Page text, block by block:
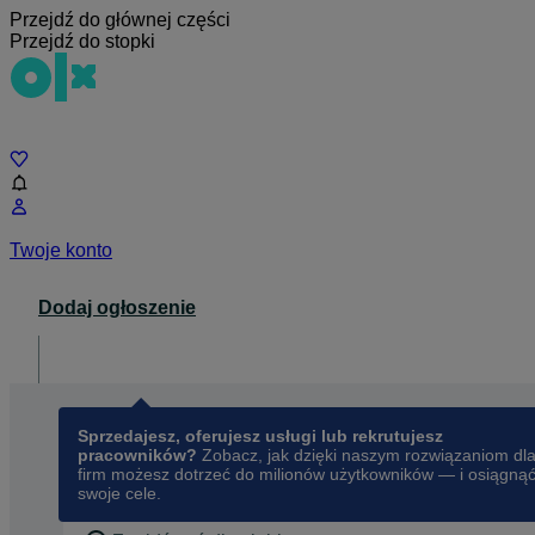
Przejdź do głównej części
Przejdź do stopki
Twoje konto
Dodaj ogłoszenie
Sprzedajesz, oferujesz usługi lub rekrutujesz
pracowników? Zobacz, jak dzięki naszym rozwiązaniom dla
firm możesz dotrzeć do milionów użytkowników — i osiągnąć
swoje cele.